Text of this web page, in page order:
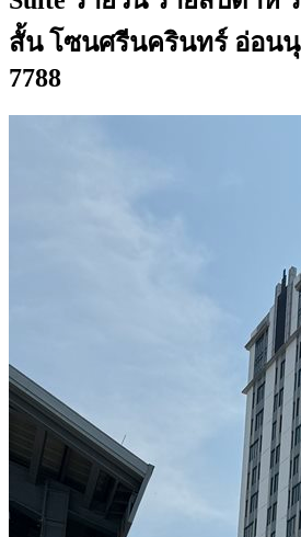
สั้น โซนศรีนครินทร์ อ่อนนุ
7788